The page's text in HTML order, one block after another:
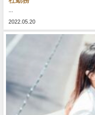
2022.05.20